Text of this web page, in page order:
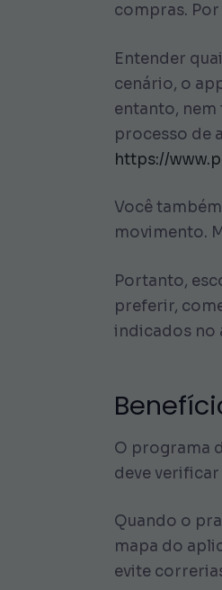
compras.
Entender
cenário, o
entanto,
processo de
https://
Você
movimento.
Portanto,
preferir,
indicados no
O programa
deve
Quando o
mapa do
evite